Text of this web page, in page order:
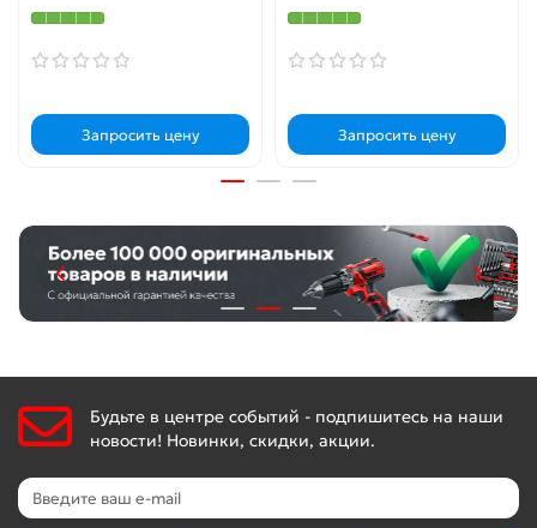
Быстрый монтаж — в комплект входит набор
Гарантия 3 года — надежность оборудования
Запросить цену Запросить цену
Будьте в центре событий - подпишитесь на наши
новости! Новинки, скидки, акции.